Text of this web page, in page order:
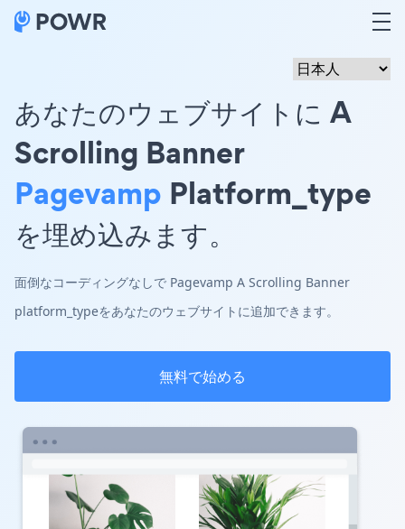
あなたのウェブサイトに A
Scrolling Banner
Pagevamp Platform_type
を埋め込みます。
面倒なコーディングなしで Pagevamp A Scrolling Banner
platform_typeをあなたのウェブサイトに追加できます。
無料で始める